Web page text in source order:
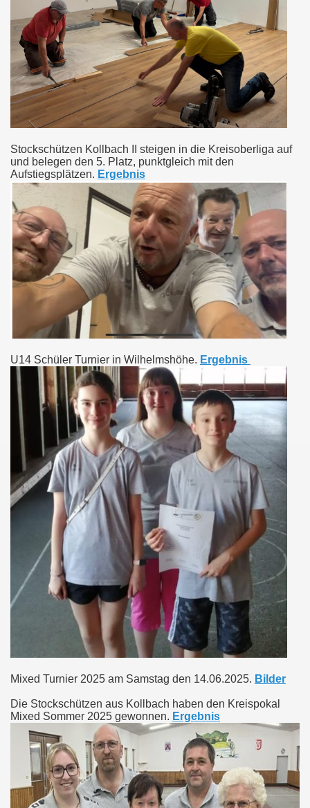
Stockschützen Kollbach II steigen in die Kreisoberliga auf
und belegen den 5. Platz, punktgleich mit den
Aufstiegsplätzen. Ergebnis
U14 Schüler Turnier in Wilhelmshöhe. Ergebnis
Mixed Turnier 2025 am Samstag den 14.06.2025. Bilder
Die Stockschützen aus Kollbach haben den Kreispokal
Mixed Sommer 2025 gewonnen. Ergebnis